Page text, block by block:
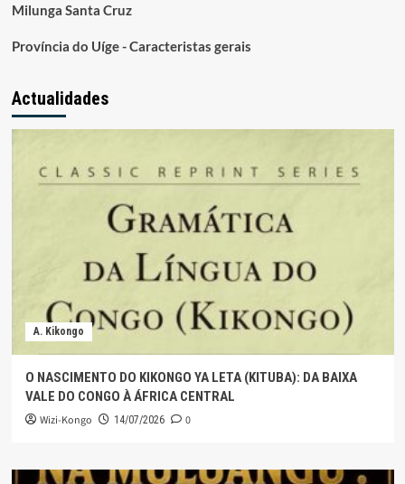
Milunga Santa Cruz
Província do Uíge - Caracteristas gerais
Actualidades
A. Kikongo
O NASCIMENTO DO KIKONGO YA LETA (KITUBA): DA BAIXA
VALE DO CONGO À ÁFRICA CENTRAL
Wizi-Kongo 14/07/2026 0